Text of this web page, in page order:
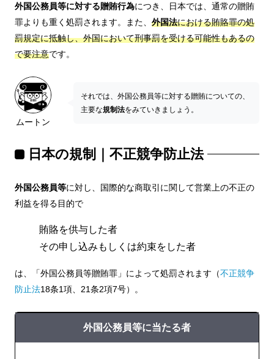
外国公務員等に対する贈賄行為につき、日本では、通常の贈賄
罪よりも重く処罰されます。また、 外国法における賄賂罪の処
罰規定に抵触し、外国において刑事罰を受ける可能性もあるの
で要注意です。
ムートン
それでは、外国公務員等に対する贈賄についての、
主要な規制法をみていきましょう。
日本の規制｜不正競争防止法
外国公務員等に対し、国際的な商取引に関して営業上の不正の
利益を得る目的で
賄賂を供与した者
その申し込みもしくは約束をした者
は、「外国公務員等贈賄罪」によって処罰されます（不正競争
防止法18条1項、21条2項7号）。
外国公務員等に当たる者